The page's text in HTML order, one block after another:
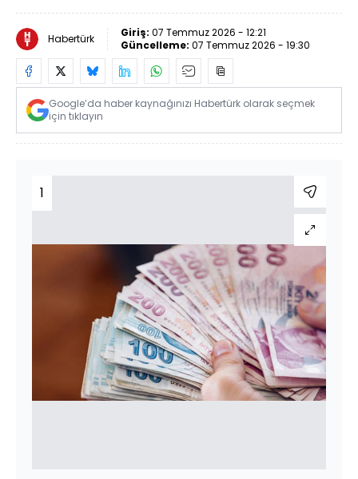
Habertürk Giriş: 07 Temmuz 2026 - 12:21
Güncelleme: 07 Temmuz 2026 - 19:30
Google’da haber kaynağınızı Habertürk olarak seçmek
için tıklayın
1